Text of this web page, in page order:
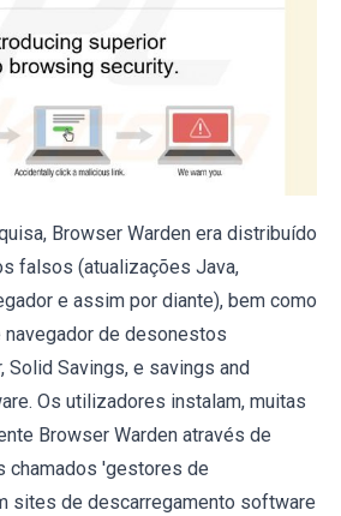
Browser Warden era distribuído
falsos (atualizações Java,
e assim por diante), bem como
de desonestos
Solid Savings, e savings and
Os utilizadores instalam, muitas
Browser Warden através de
chamados 'gestores de
sites de descarregamento software